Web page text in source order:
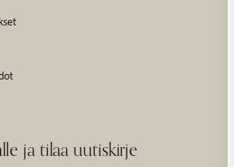
ja tilaa uutiskirje